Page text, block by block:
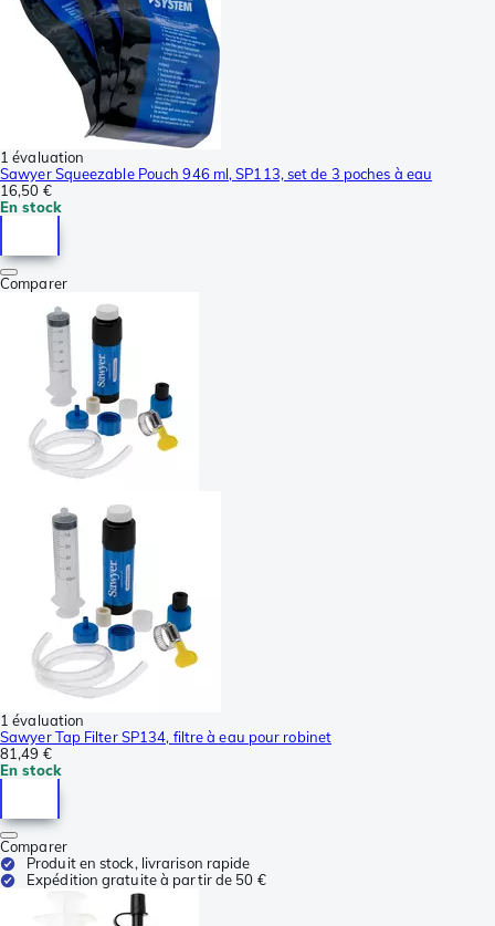
1 évaluation
Sawyer Squeezable Pouch 946 ml, SP113, set de 3 poches à eau
16,50 €
En stock
Comparer
1 évaluation
Sawyer Tap Filter SP134, filtre à eau pour robinet
81,49 €
En stock
Comparer
Produit en stock, livrarison rapide
Expédition gratuite à partir de 50 €